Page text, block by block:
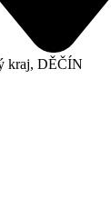
kraj, DĚČÍN